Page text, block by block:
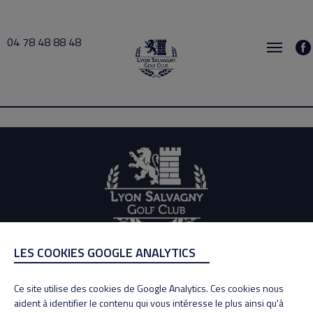
04 78 48 88 48
DORI 2024-10-15 18:00 → 2024-10-15 19:00
ADRESSE
69890 La Tour de Salvagny
Tél : 04 78 48 88 48
LES COOKIES GOOGLE ANALYTICS
Ce site utilise des cookies de Google Analytics. Ces cookies nous
aident à identifier le contenu qui vous intéresse le plus ainsi qu'à